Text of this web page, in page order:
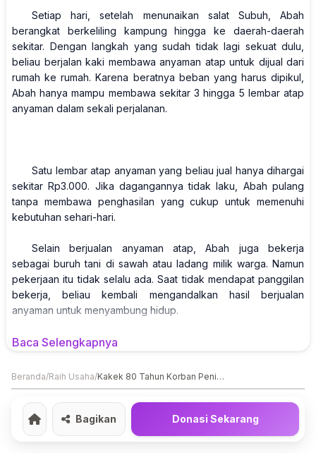
Setiap hari, setelah menunaikan salat Subuh, Abah
berangkat berkeliling kampung hingga ke daerah-daerah
sekitar. Dengan langkah yang sudah tidak lagi sekuat dulu,
beliau berjalan kaki membawa anyaman atap untuk dijual dari
rumah ke rumah. Karena beratnya beban yang harus dipikul,
Abah hanya mampu membawa sekitar 3 hingga 5 lembar atap
anyaman dalam sekali perjalanan.
Satu lembar atap anyaman yang beliau jual hanya dihargai
sekitar Rp3.000. Jika dagangannya tidak laku, Abah pulang
tanpa membawa penghasilan yang cukup untuk memenuhi
kebutuhan sehari-hari.
Selain berjualan anyaman atap, Abah juga bekerja
sebagai buruh tani di sawah atau ladang milik warga. Namun
pekerjaan itu tidak selalu ada. Saat tidak mendapat panggilan
bekerja, beliau kembali mengandalkan hasil berjualan
anyaman untuk menyambung hidup.
Di usia senjanya, perjuangan Abah seharusnya mulai
Beberapa waktu lalu, Abah menjadi korban penipuan oleh
seseorang yang dikenalnya. Dengan berbagai bujuk rayu dan
janji bahwa Abah tidak akan dibebani pembayaran apa pun,
pelaku mengajak Abah mengajukan pinjaman bank
Baca Selengkapnya
Beranda/Raih Usaha/ Kakek 80 Tahun Korban Penipuan Terancam Kehilangan Rumahnya
Home
Bagikan Donasi Sekarang